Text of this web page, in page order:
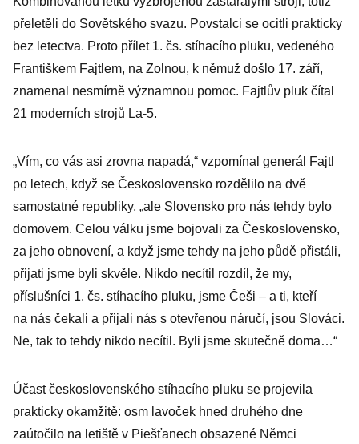
přeletěli do Sovětského svazu. Povstalci se ocitli prakticky
bez letectva. Proto přílet 1. čs. stíhacího pluku, vedeného
Františkem Fajtlem, na Zolnou, k němuž došlo 17. září,
znamenal nesmírně významnou pomoc. Fajtlův pluk čítal
21 moderních strojů La-5.
„Vím, co vás asi zrovna napadá,“ vzpomínal generál Fajtl
po letech, když se Československo rozdělilo na dvě
samostatné republiky, „ale Slovensko pro nás tehdy bylo
domovem. Celou válku jsme bojovali za Československo,
za jeho obnovení, a když jsme tehdy na jeho půdě přistáli,
přijati jsme byli skvěle. Nikdo necítil rozdíl, že my,
příslušníci 1. čs. stíhacího pluku, jsme Češi – a ti, kteří
na nás čekali a přijali nás s otevřenou náručí, jsou Slováci.
Ne, tak to tehdy nikdo necítil. Byli jsme skutečně doma…“
Účast československého stíhacího pluku se projevila
prakticky okamžitě: osm lavoček hned druhého dne
zaútočilo na letiště v Piešťanech obsazené Němci